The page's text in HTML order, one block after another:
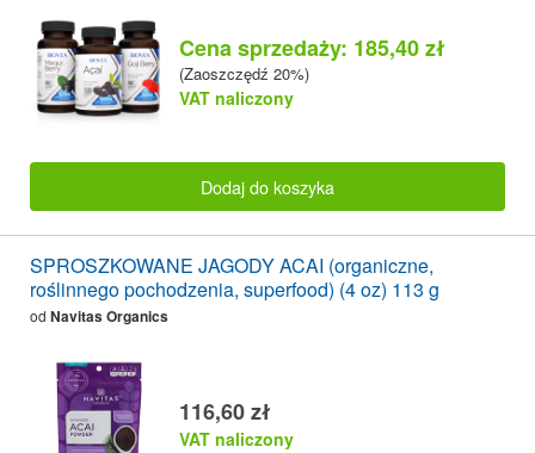
Cena sprzedaży: 185,40 zł
(Zaoszczędź 20%)
VAT naliczony
Dodaj do koszyka
SPROSZKOWANE JAGODY ACAI (organiczne,
roślinnego pochodzenia, superfood) (4 oz) 113 g
od Navitas Organics
116,60 zł
VAT naliczony